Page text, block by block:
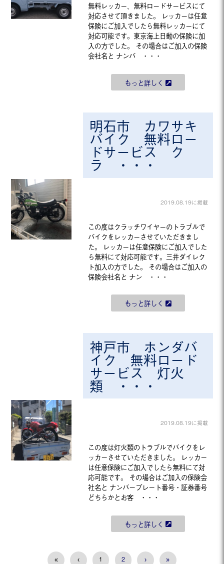
無料レッカー、無料ロードサービスにて
対応させて頂きました。 レッカーは任意
保険にご加入でしたら無料レッカーにて
対応可能です。東京海上日動の保険に加
入の方でした。 その場合はご加入の保険
会社名と ナンバ ・・・
もっと詳しく
明石市 カワサキ
バイク 無料ロー
ドサービス ク
ラ ・・・
2019.08.19に掲載
この度はクラッチワイヤーのトラブルで
バイクをレッカーさせていただきまし
た。 レッカーは任意保険にご加入でした
ら無料にて対応可能です。三井ダイレク
ト加入の方でした。 その場合はご加入の
保険会社名と ナン ・・・
もっと詳しく
神戸市 ホンダバ
イク 無料ロード
サービス 灯火
類 ・・・
2019.08.19に掲載
この度は灯火類のトラブルでバイクをレ
ッカーさせていただきました。 レッカー
は任意保険にご加入でしたら無料にて対
応可能です。 その場合はご加入の保険会
社名と ナンバープレート番号・証券番号
どちらかとお客 ・・・
もっと詳しく
« ‹ 1 2 › »